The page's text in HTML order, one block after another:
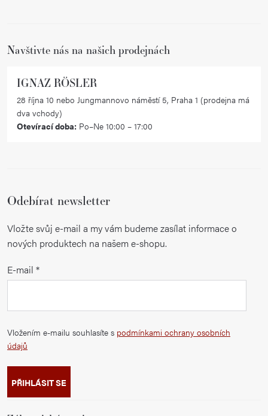
Navštivte nás na našich prodejnách
IGNAZ RÖSLER
28 října 10 nebo Jungmannovo náměstí 5, Praha 1 (prodejna má
dva vchody)
Otevírací doba: Po–Ne 10:00 – 17:00
Odebírat newsletter
Vložte svůj e-mail a my vám budeme zasílat informace o
nových produktech na našem e-shopu.
E-mail
Vložením e-mailu souhlasíte s podmínkami ochrany osobních
údajů
PŘIHLÁSIT SE